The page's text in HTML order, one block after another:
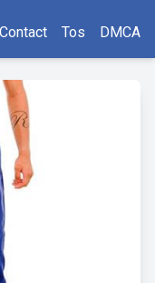
Contact Tos DMCA